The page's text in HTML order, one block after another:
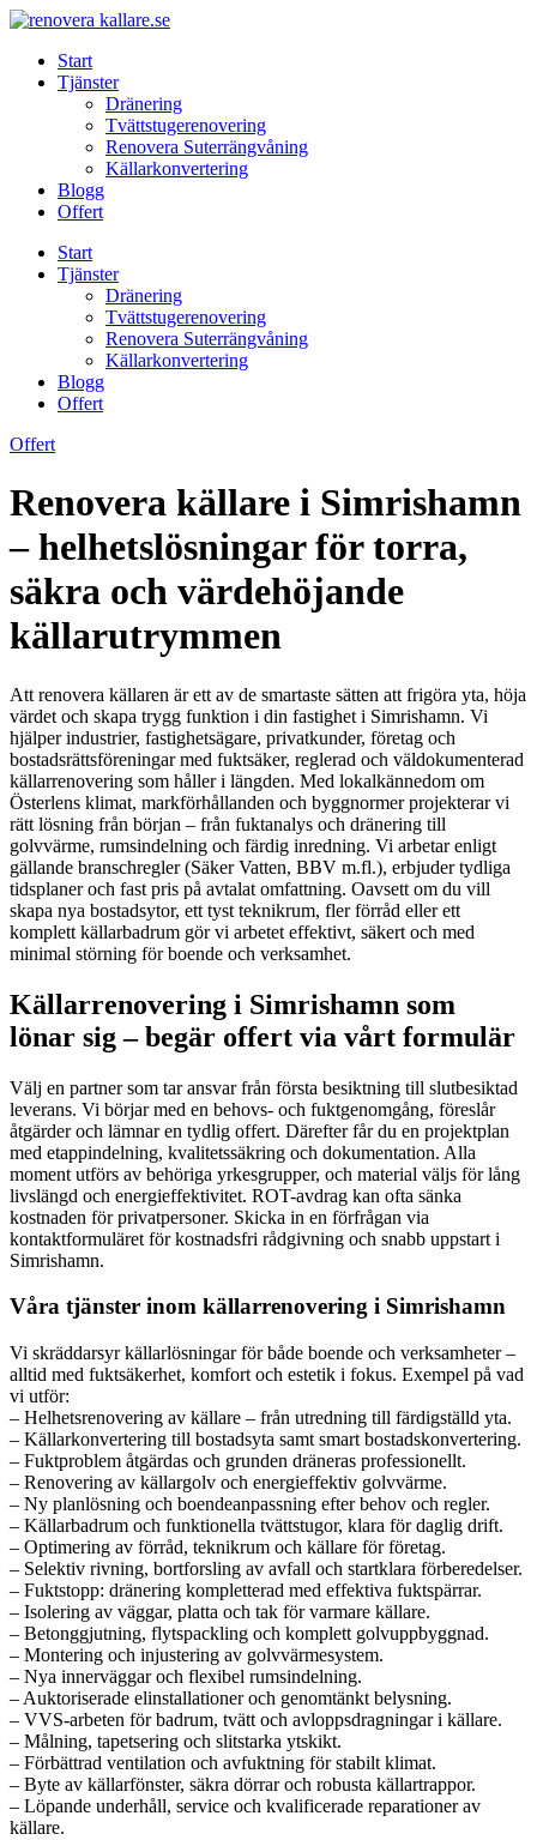
Skip
contentStart
Tjänster
Dränering
Tvättstugerenovering
Renovera Suterrängvåning
Källarkonvertering
Blogg
Offert
Start
Tjänster
Dränering
Tvättstugerenovering
Renovera Suterrängvåning
Källarkonvertering
Blogg
Offert
Offert
Renovera källare i Simrishamn
– helhetslösningar för torra,
säkra och värdehöjande
källarutrymmen
Att renovera källaren är ett av de smartaste sätten att frigöra yta, höja
värdet och skapa trygg funktion i din fastighet i Simrishamn. Vi
hjälper industrier, fastighetsägare, privatkunder, företag och
bostadsrättsföreningar med fuktsäker, reglerad och väldokumenterad
källarrenovering som håller i längden. Med lokalkännedom om
Österlens klimat, markförhållanden och byggnormer projekterar vi
rätt lösning från början – från fuktanalys och dränering till
golvvärme, rumsindelning och färdig inredning. Vi arbetar enligt
gällande branschregler (Säker Vatten, BBV m.fl.), erbjuder tydliga
tidsplaner och fast pris på avtalat omfattning. Oavsett om du vill
skapa nya bostadsytor, ett tyst teknikrum, fler förråd eller ett
komplett källarbadrum gör vi arbetet effektivt, säkert och med
minimal störning för boende och verksamhet.
Källarrenovering i Simrishamn som
lönar sig – begär offert via vårt formulär
Välj en partner som tar ansvar från första besiktning till slutbesiktad
leverans. Vi börjar med en behovs- och fuktgenomgång, föreslår
åtgärder och lämnar en tydlig offert. Därefter får du en projektplan
med etappindelning, kvalitetssäkring och dokumentation. Alla
moment utförs av behöriga yrkesgrupper, och material väljs för lång
livslängd och energieffektivitet. ROT-avdrag kan ofta sänka
kostnaden för privatpersoner. Skicka in en förfrågan via
kontaktformuläret för kostnadsfri rådgivning och snabb uppstart i
Simrishamn.
Våra tjänster inom källarrenovering i Simrishamn
Vi skräddarsyr källarlösningar för både boende och verksamheter –
alltid med fuktsäkerhet, komfort och estetik i fokus. Exempel på vad
vi utför:
– Helhetsrenovering av källare – från utredning till färdigställd yta.
– Källarkonvertering till bostadsyta samt smart bostadskonvertering.
– Fuktproblem åtgärdas och grunden dräneras professionellt.
– Renovering av källargolv och energieffektiv golvvärme.
– Ny planlösning och boendeanpassning efter behov och regler.
– Källarbadrum och funktionella tvättstugor, klara för daglig drift.
– Optimering av förråd, teknikrum och källare för företag.
– Selektiv rivning, bortforsling av avfall och startklara förberedelser.
– Fuktstopp: dränering kompletterad med effektiva fuktspärrar.
– Isolering av väggar, platta och tak för varmare källare.
– Betonggjutning, flytspackling och komplett golvuppbyggnad.
– Montering och injustering av golvvärmesystem.
– Nya innerväggar och flexibel rumsindelning.
– Auktoriserade elinstallationer och genomtänkt belysning.
– VVS-arbeten för badrum, tvätt och avloppsdragningar i källare.
– Målning, tapetsering och slitstarka ytskikt.
– Förbättrad ventilation och avfuktning för stabilt klimat.
– Byte av källarfönster, säkra dörrar och robusta källartrappor.
– Löpande underhåll, service och kvalificerade reparationer av
källare.